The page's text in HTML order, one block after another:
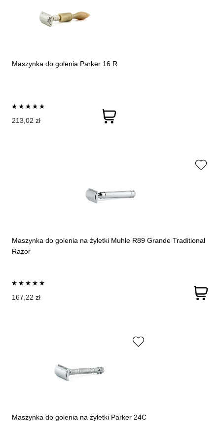
Maszynka do golenia Parker 16 R
213,02 zł
Maszynka do golenia na żyletki Muhle R89 Grande Traditional
Razor
167,22 zł
Maszynka do golenia na żyletki Parker 24C